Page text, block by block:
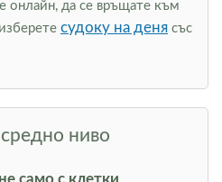
онлайн, да се връщате към
судоку на деня със
ниво
само с клетки